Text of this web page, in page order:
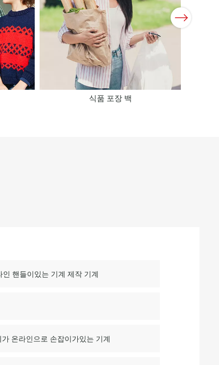
식품 포장 백
Next
핸들이있는 기계 제작 기계
온라인으로 손잡이가있는 기계